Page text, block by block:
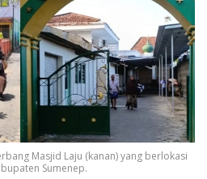
Masjid Laju (kanan) yang berlokasi
Sumenep.